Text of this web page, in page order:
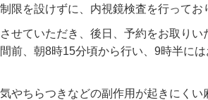
限を設けずに、内視鏡検査を行ってお
せていただき、後日、予約をお取りい
前、朝8時15分頃から行い、9時半に
やちらつきなどの副作用が起きにくい